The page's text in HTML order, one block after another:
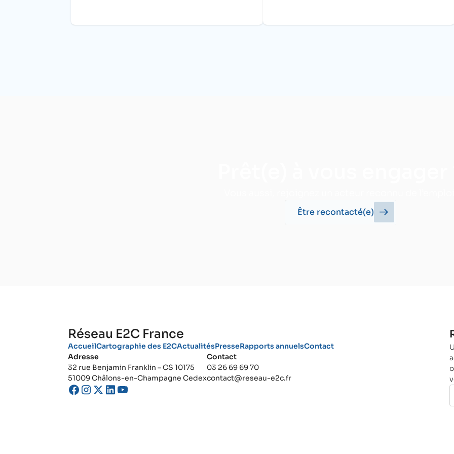
Être recontacté(e)
Réseau E2C France
AccueilCartographie des E2CActualitésPresseRapports annuelsContact
Adresse
32 rue Benjamin Franklin – CS 10175
51009 Châlons-en-Champagne Cedex
Contact
03 26 69 69 70
contact@reseau-e2c.fr